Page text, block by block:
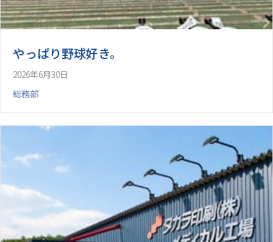
やっぱり野球好き。
2026年6月30日
総務部